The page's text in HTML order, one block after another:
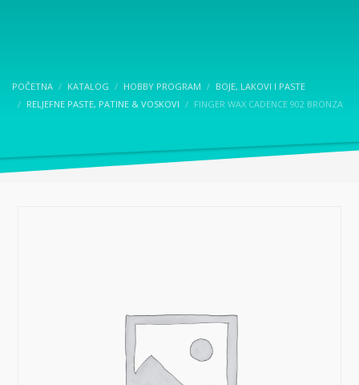
POČETNA KATALOG HOBBY PROGRAM
BOJE, LAKOVI I PASTE
RELJEFNE PASTE, PATINE & VOSKOVI
FINGER WAX CADENCE 902 BRONZA